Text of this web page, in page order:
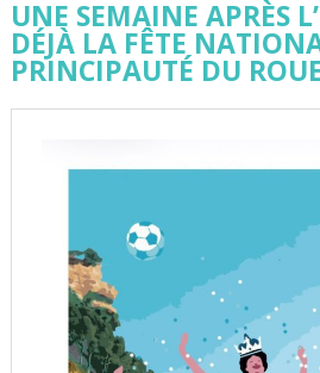
UNE SEMAINE APRÈS
DÉJÀ LA FÊTE
PRINCIPAUTÉ DU